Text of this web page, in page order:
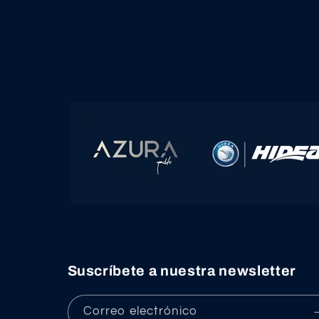
Suscríbete a nuestra newsletter
Correo electrónico